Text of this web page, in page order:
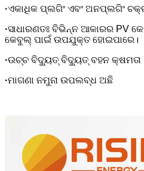
·ଏକାଧିକ ପ୍ଲଗିଂ ଏବଂ ଅନପ୍ଲଗିଂ
·ସାଧାରଣତଃ ବିଭିନ୍ନ ଆକାରର PV
କେବୁଲ୍‌ ପାଇଁ ଉପଯୁକ୍ତ ହୋଇପାରେ।
·ଉଚ୍ଚ ବିଦ୍ୟୁତ୍ ବିଦ୍ୟୁତ୍ ବହନ କ୍ଷମତା
·ମାଗଣା ନମୁନା ଉପଲବ୍ଧ ଅଛି